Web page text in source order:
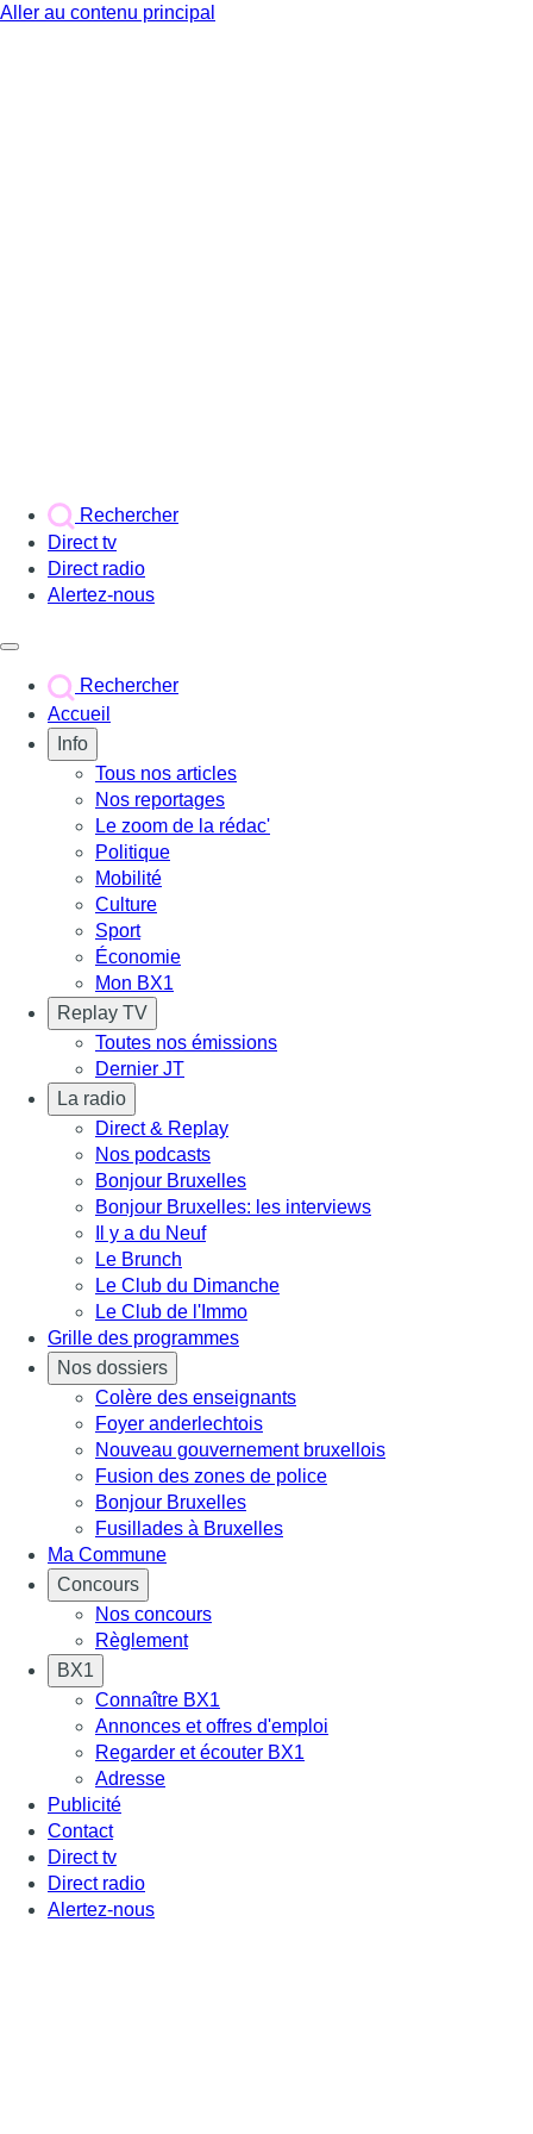
Aller au contenu principal
Rechercher
Direct tv
Direct radio
Alertez-nous
Rechercher
Accueil
Info
Tous nos articles
Nos reportages
Le zoom de la rédac'
Politique
Mobilité
Culture
Sport
Économie
Mon BX1
Replay TV
Toutes nos émissions
Dernier JT
La radio
Direct & Replay
Nos podcasts
Bonjour Bruxelles
Bonjour Bruxelles: les interviews
Il y a du Neuf
Le Brunch
Le Club du Dimanche
Le Club de l'Immo
Grille des programmes
Nos dossiers
Colère des enseignants
Foyer anderlechtois
Nouveau gouvernement bruxellois
Fusion des zones de police
Bonjour Bruxelles
Fusillades à Bruxelles
Ma Commune
Concours
Nos concours
Règlement
BX1
Connaître BX1
Annonces et offres d'emploi
Regarder et écouter BX1
Adresse
Publicité
Contact
Direct tv
Direct radio
Alertez-nous